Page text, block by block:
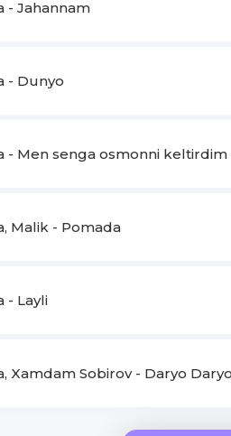
Qadrim bilganingda
- Jahannam
- Dunyo
- Men senga osmonni keltirdim
Malik - Pomada
- Layli
Xamdam Sobirov - Daryo Daryo